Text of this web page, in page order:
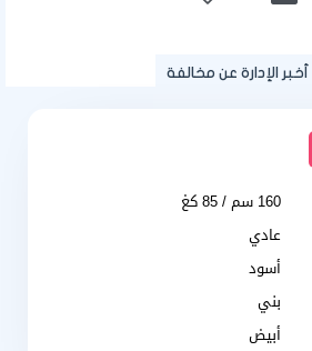
أخبر الإدارة عن مخالفة
160 سم / 85 كغ
عادي
أسود
بني
أبيض